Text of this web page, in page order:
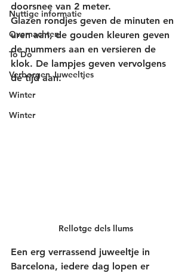
Nuttige informatie
Overnachten
To Do
Verborgen Juweeltjes
Winter
Winter
doorsnee van 2 meter.
Glazen rondjes geven de minuten en
uren aan, de gouden kleuren geven
de nummers aan en versieren de
klok. De lampjes geven vervolgens
de tijd aan.
Rellotge dels llums
Een erg verrassend juweeltje in
Barcelona, iedere dag lopen er